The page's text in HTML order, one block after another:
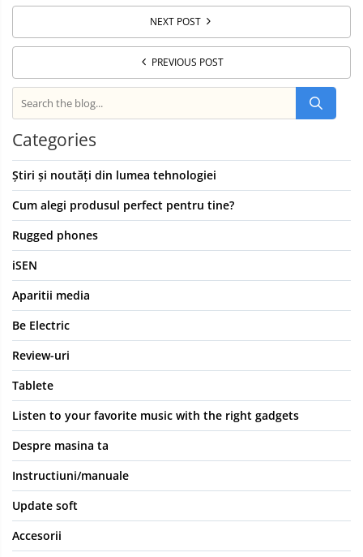
NEXT POST
PREVIOUS POST
Categories
Știri și noutăți din lumea tehnologiei
Cum alegi produsul perfect pentru tine?
Rugged phones
iSEN
Aparitii media
Be Electric
Review-uri
Tablete
Listen to your favorite music with the right gadgets
Despre masina ta
Instructiuni/manuale
Update soft
Accesorii